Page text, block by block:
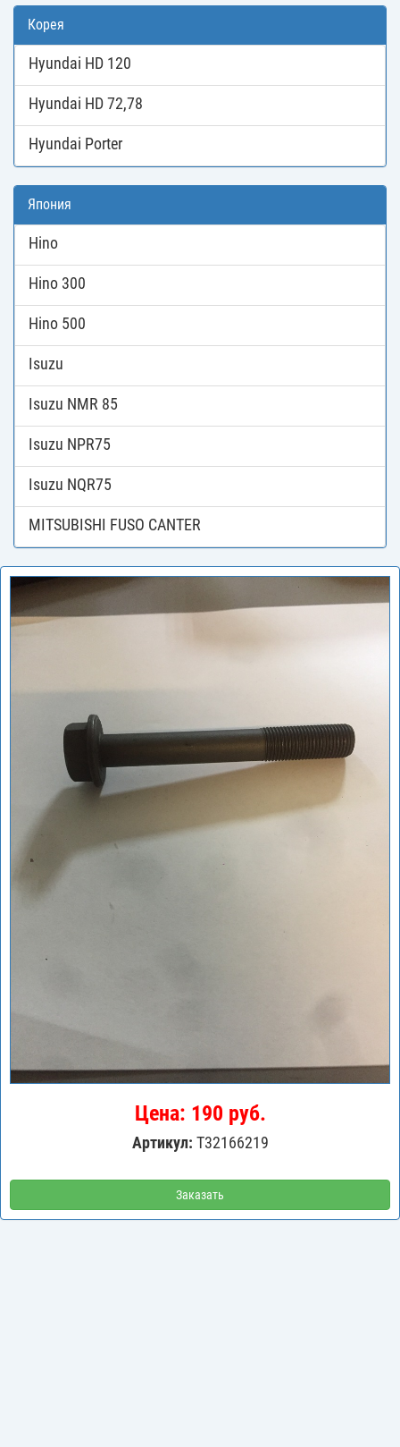
Корея
Hyundai HD 120
Hyundai HD 72,78
Hyundai Porter
Япония
Hino
Hino 300
Hino 500
Isuzu
Isuzu NMR 85
Isuzu NPR75
Isuzu NQR75
MITSUBISHI FUSO CANTER
Цена: 190 руб.
Артикул: T32166219
Заказать